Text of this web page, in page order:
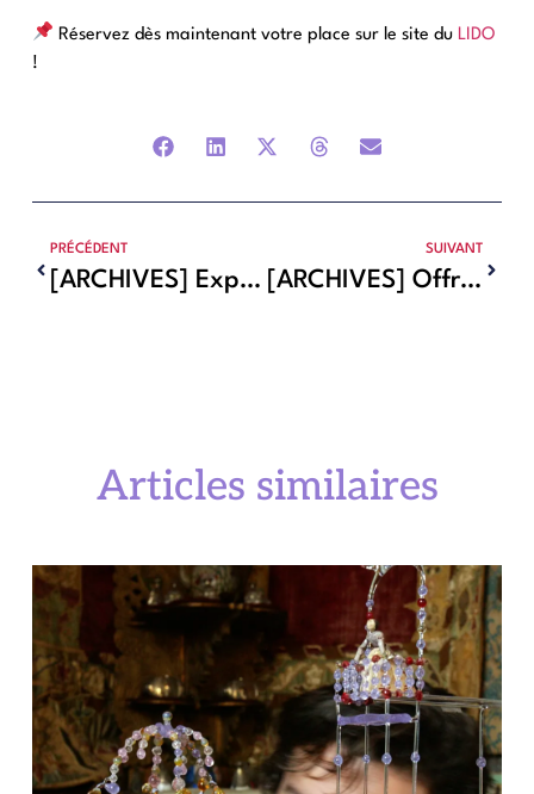
Réservez dès maintenant votre place sur le site du LIDO
!
PRÉCÉDENT
[ARCHIVES] Exposition au musée Soulages, AGNÈS VARDA. JE SUIS CURIEUSE. POINT
SUIVANT
[ARCHIVES] Offre exclusive de fin d’année !
Articles similaires